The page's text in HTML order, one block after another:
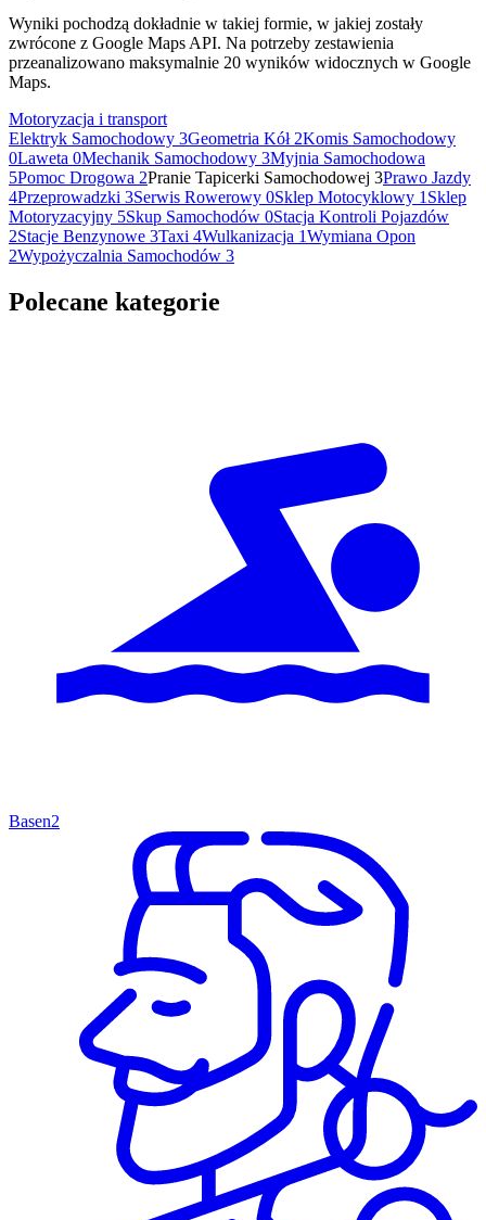
Wyniki pochodzą dokładnie w takiej formie, w jakiej zostały
zwrócone z Google Maps API. Na potrzeby zestawienia
przeanalizowano maksymalnie 20 wyników widocznych w Google
Maps.
Motoryzacja i transport
Elektryk Samochodowy 3Geometria Kół 2Komis Samochodowy
0Laweta 0Mechanik Samochodowy 3Myjnia Samochodowa
5Pomoc Drogowa 2Pranie Tapicerki Samochodowej 3Prawo Jazdy
4Przeprowadzki 3Serwis Rowerowy 0Sklep Motocyklowy 1 Sklep
Motoryzacyjny 5Skup Samochodów 0Stacja Kontroli Pojazdów
2Stacje Benzynowe 3Taxi 4Wulkanizacja 1Wymiana Opon
2Wypożyczalnia Samochodów 3
Polecane kategorie
Basen2